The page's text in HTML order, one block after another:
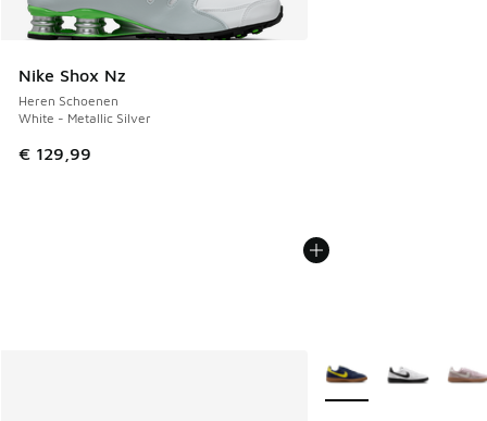
Nike Shox Nz
Heren Schoenen
White - Metallic Silver
€ 129,99
Meer kleuren